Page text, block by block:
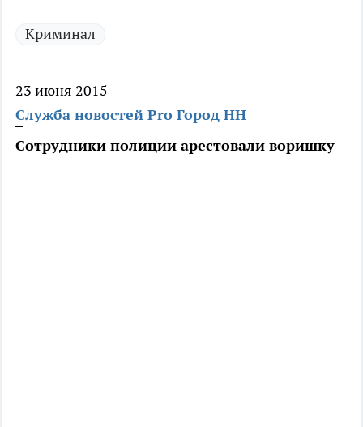
Криминал
23 июня 2015
Служба новостей Pro Город НН
Сотрудники полиции арестовали воришку